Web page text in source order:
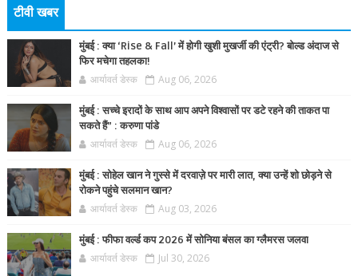
टीवी खबर
मुंबई : क्या ‘Rise & Fall’ में होगी खुशी मुखर्जी की एंट्री? बोल्ड अंदाज से
फिर मचेगा तहलका!
आर्यावर्त डेस्क Aug 06, 2026
मुंबई : सच्चे इरादों के साथ आप अपने विश्वासों पर डटे रहने की ताकत पा
सकते हैं” : करुणा पांडे
आर्यावर्त डेस्क Aug 06, 2026
मुंबई : सोहेल खान ने गुस्से में दरवाज़े पर मारी लात, क्या उन्हें शो छोड़ने से
रोकने पहुंचे सलमान खान?
आर्यावर्त डेस्क Aug 03, 2026
मुंबई : फीफा वर्ल्ड कप 2026 में सोनिया बंसल का ग्लैमरस जलवा
आर्यावर्त डेस्क Jul 30, 2026